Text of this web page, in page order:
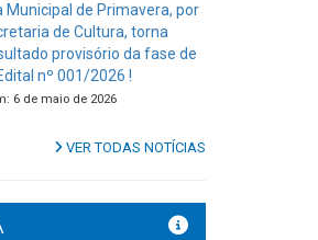
de Primavera, por
de Cultura, torna
provisório da fase de
nº 001/2026 !
6 de maio de 2026
VER TODAS NOTÍCIAS